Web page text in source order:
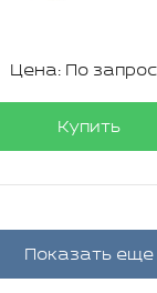
Цена: По
Купить
Показать еще